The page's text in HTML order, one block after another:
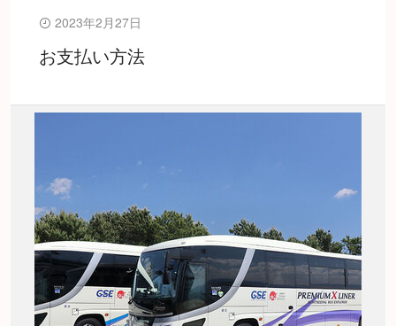
2023年2月27日
お支払い方法